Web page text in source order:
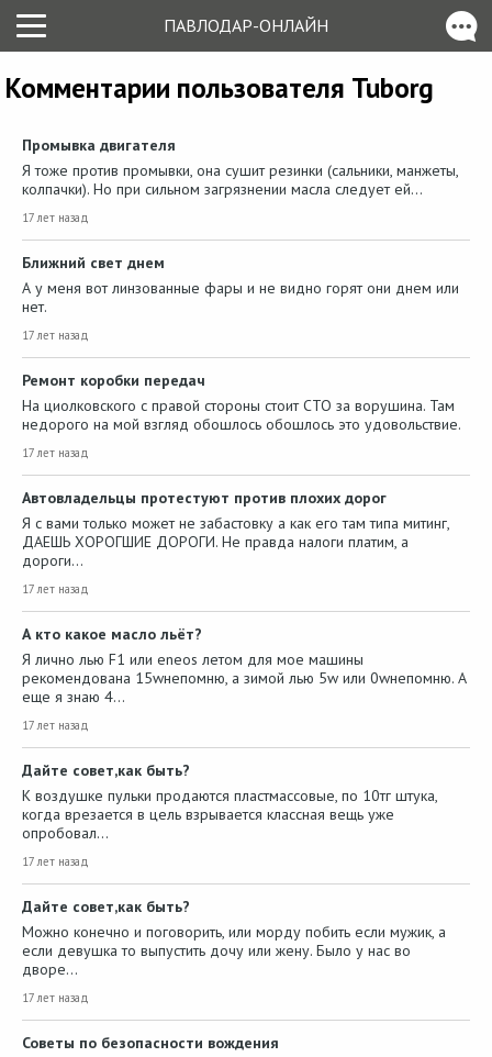
ПАВЛОДАР-ОНЛАЙН
Комментарии пользователя Tuborg
Промывка двигателя
Я тоже против промывки, она сушит резинки (сальники, манжеты,
колпачки). Но при сильном загрязнении масла следует ей…
17 лет назад
Ближний свет днем
А у меня вот линзованные фары и не видно горят они днем или
нет.
17 лет назад
Ремонт коробки передач
На циолковского с правой стороны стоит СТО за ворушина. Там
недорого на мой взгляд обошлось обошлось это удовольствие.
17 лет назад
Автовладельцы протестуют против плохих дорог
Я с вами только может не забастовку а как его там типа митинг,
ДАЕШЬ ХОРОГШИЕ ДОРОГИ. Не правда налоги платим, а
дороги…
17 лет назад
А кто какое масло льёт?
Я лично лью F1 или eneos летом для мое машины
рекомендована 15wнепомню, а зимой лью 5w или 0wнепомню. А
еще я знаю 4…
17 лет назад
Дайте совет,как быть?
К воздушке пульки продаются пластмассовые, по 10тг штука,
когда врезается в цель взрывается классная вещь уже
опробовал…
17 лет назад
Дайте совет,как быть?
Можно конечно и поговорить, или морду побить если мужик, а
если девушка то выпустить дочу или жену. Было у нас во
дворе…
17 лет назад
Советы по безопасности вождения